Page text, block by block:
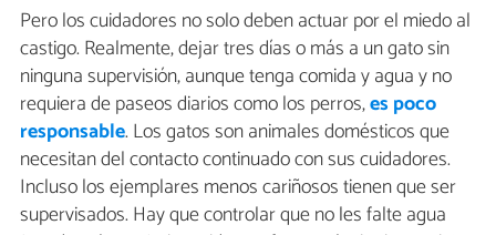
Pero los cuidadores no solo deben actuar por el miedo al
castigo. Realmente, dejar tres días o más a un gato sin
ninguna supervisión, aunque tenga comida y agua y no
requiera de paseos diarios como los perros,es poco
responsable. Los gatos son animales domésticos que
necesitan del contacto continuado con sus cuidadores.
Incluso los ejemplares menos cariñosos tienen que ser
supervisados. Hay que controlar que no les falte agua